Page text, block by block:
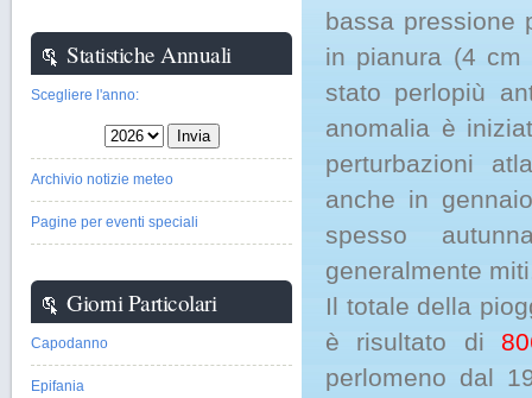
bassa pressione
in pianura (4
stato perlopiù
anomalia è
perturbazioni
anche in
spesso
generalmente
Il totale della
è risultato di
perlomeno dal
Statistiche Annuali
Scegliere l'anno:
Archivio notizie meteo
Pagine per eventi speciali
Giorni Particolari
Capodanno
Epifania